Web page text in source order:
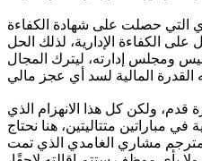
التي حصلت على شهادة الكفاءة
على الكفاءة الإدارية، لذلك الحل
ومجلس إدارته، ليترك المجال
قدم، ولكن كل هذا الانهزام الذي
مباراتين متتاليتين، هنا نحتاج
مشاري الغامدي الذي تمت